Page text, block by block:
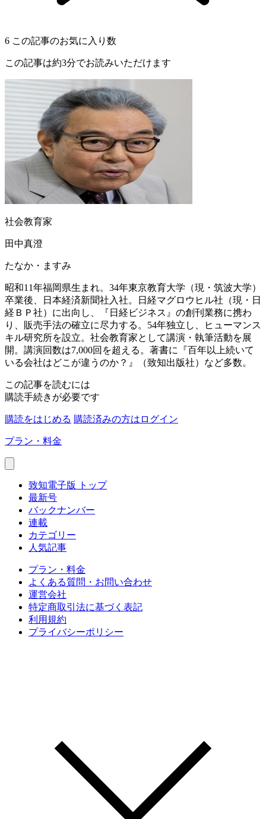
6 この記事のお気に入り数
この記事は約3分でお読みいただけます
社会教育家
田中真澄
たなか・ますみ
昭和11年福岡県生まれ。34年東京教育大学（現・筑波大学）
卒業後、日本経済新聞社入社。日経マグロウヒル社（現・日
経ＢＰ社）に出向し、『日経ビジネス』の創刊業務に携わ
り、販売手法の確立に尽力する。54年独立し、ヒューマンス
キル研究所を設立。社会教育家として講演・執筆活動を展
開。講演回数は7,000回を超える。著書に『百年以上続いて
いる会社はどこが違うのか？』（致知出版社）など多数。
この記事を読むには
購読手続きが必要です
購読をはじめる 購読済みの方はログイン
プラン・料金
致知電子版 トップ
最新号
バックナンバー
連載
カテゴリー
人気記事
プラン・料金
よくある質問・お問い合わせ
運営会社
特定商取引法に基づく表記
利用規約
プライバシーポリシー